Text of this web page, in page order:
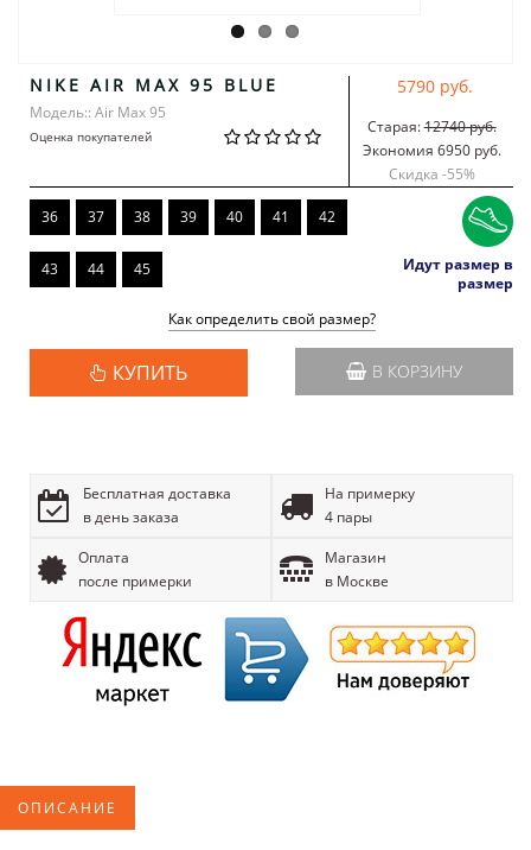
NIKE AIR MAX 95 BLUE
Модель:: Air Max 95
Оценка покупателей
5790 руб.
Старая:12740 руб.
Экономия 6950 руб.
Скидка -55%
36 37 38 39 40 41 42
43 44 45
Идут размер в
размер
Как определить свой размер?
КУПИТЬ В КОРЗИНУ
Бесплатная доставка
в день заказа
На примерку
4 пары
Оплата
после примерки
Магазин
в Москве
ОПИСАНИЕ